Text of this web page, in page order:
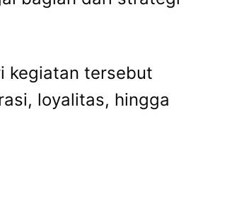
kegiatan tersebut
loyalitas, hingga